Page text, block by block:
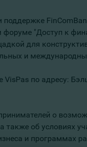
форуме "Доступ к
для
и
VisPas по адресу:
о
также об условиях
и программах